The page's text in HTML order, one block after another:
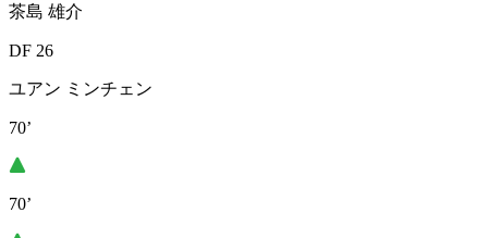
茶島 雄介
DF 26
ユアン ミンチェン
70’
70’